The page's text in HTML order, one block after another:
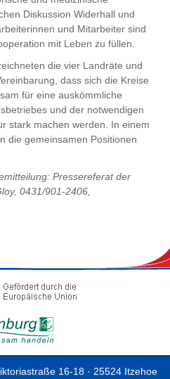
Diskussion Widerhall und
und Mitarbeiter sind
mit Leben zu füllen.
die vier Landräte und
dass sich die Kreise
für eine auskömmliche
und der notwendigen
stark machen werden. In einem
die gemeinsamen Positionen
Pressereferat der
0431/901-2406,
16-18 · 25524 Itzehoe